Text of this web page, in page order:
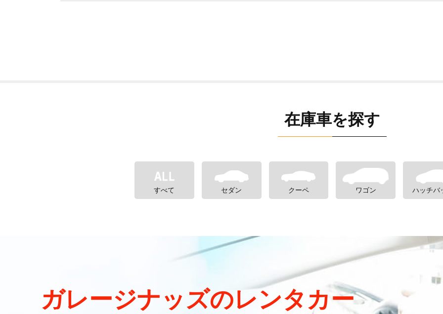
在庫車を探す
すべて セダン クーペ ワゴン ハッチバ
ガレージナッズのレンタカー